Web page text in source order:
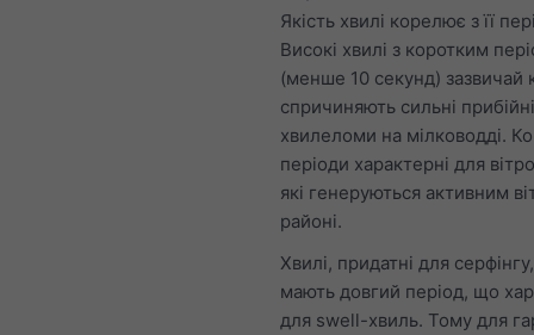
Якість хвилі корелює з її
Високі хвилі з коротким
(менше 10 секунд) зазвичай
спричиняють сильні прибійні
хвилеломи на мілководді.
періоди характерні для
які генеруються активним
районі.
Хвилі, придатні для
мають довгий період, що
для swell-хвиль. Тому для